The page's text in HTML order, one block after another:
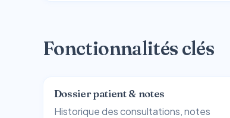
Fonctionnalités clés
Dossier patient & notes
Historique des consultations, notes